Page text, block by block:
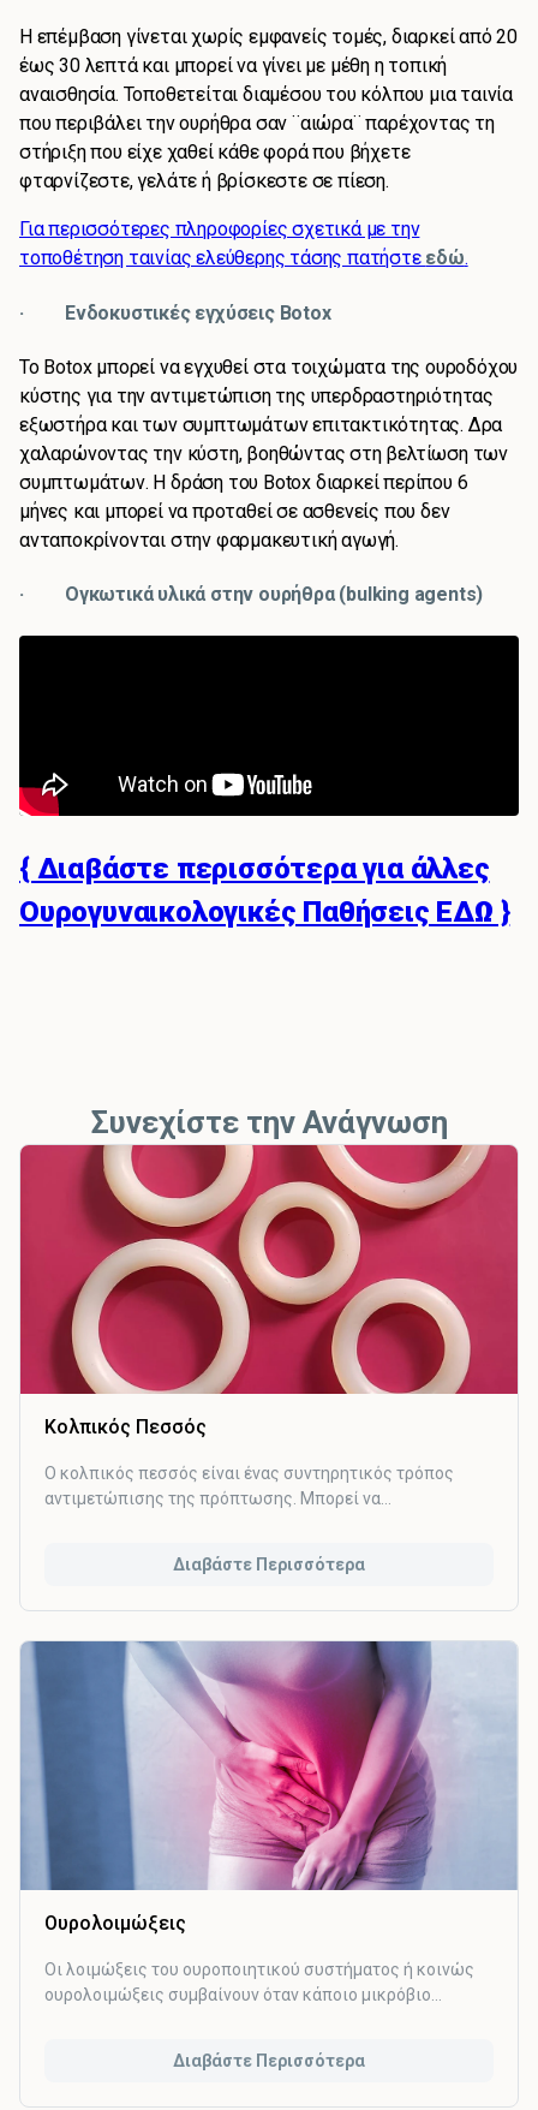
Η επέμβαση γίνεται χωρίς εμφανείς τομές, διαρκεί από 20
έως 30 λεπτά και μπορεί να γίνει με μέθη η τοπική
αναισθησία. Τοποθετείται διαμέσου του κόλπου μια ταινία
που περιβάλει την ουρήθρα σαν ¨αιώρα¨ παρέχοντας τη
στήριξη που είχε χαθεί κάθε φορά που βήχετε
φταρνίζεστε, γελάτε ή βρίσκεστε σε πίεση.
Για περισσότερες πληροφορίες σχετικά με την
τοποθέτηση ταινίας ελεύθερης τάσης πατήστε εδώ.
· Ενδοκυστικές εγχύσεις Botox
Το Botox μπορεί να εγχυθεί στα τοιχώματα της ουροδόχου
κύστης για την αντιμετώπιση της υπερδραστηριότητας
εξωστήρα και των συμπτωμάτων επιτακτικότητας. Δρα
χαλαρώνοντας την κύστη, βοηθώντας στη βελτίωση των
συμπτωμάτων. Η δράση του Botox διαρκεί περίπου 6
μήνες και μπορεί να προταθεί σε ασθενείς που δεν
ανταποκρίνονται στην φαρμακευτική αγωγή.
· Ογκωτικά υλικά στην ουρήθρα (bulking agents)
{ Διαβάστε περισσότερα για άλλες
Ουρογυναικολογικές Παθήσεις ΕΔΩ }
Συνεχίστε την Ανάγνωση
Κολπικός Πεσσός
Ο κολπικός πεσσός είναι ένας συντηρητικός τρόπος
αντιμετώπισης της πρόπτωσης. Μπορεί να
μπορούν να χειρουργηθούνΔιαβάστε Περισσότερα
Ουρολοιμώξεις
Οι λοιμώξεις του ουροποιητικού συστήματος ή κοινώς
ουρολοιμώξεις συμβαίνουν όταν κάποιο μικρόβιο
Διαβάστε Περισσότερα